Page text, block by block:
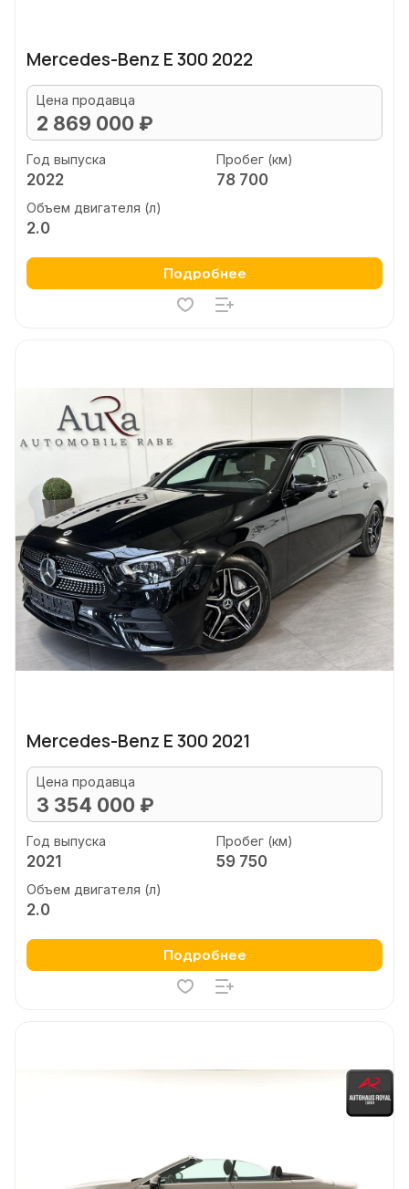
Mercedes-Benz E 300 2022
Цена продавца
2 869 000 ₽
Год выпуска
2022
Пробег (км)
78 700
Объем двигателя (л)
2.0
Подробнее
Mercedes-Benz E 300 2021
Цена продавца
3 354 000 ₽
Год выпуска
2021
Пробег (км)
59 750
Объем двигателя (л)
2.0
Подробнее